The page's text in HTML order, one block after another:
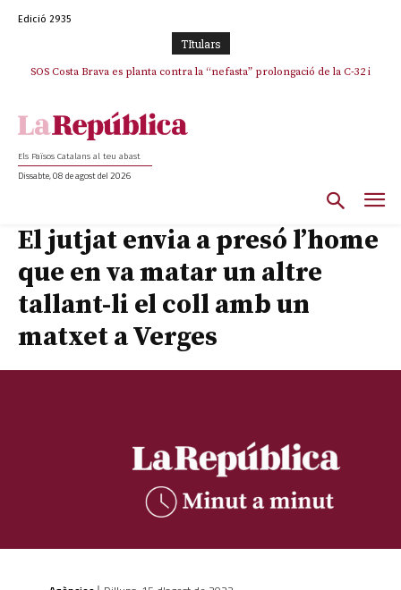
Edició 2935
TItulars
SOS Costa Brava es planta contra la “nefasta” prolongació de la C-32 i
La memòria viva de Josep Sunyol uneix l’esport i la cultura en un emotiu
Els Països Catalans al teu abast
Dissabte, 08 de agost del 2026
El jutjat envia a presó l’home
que en va matar un altre
tallant-li el coll amb un
matxet a Verges